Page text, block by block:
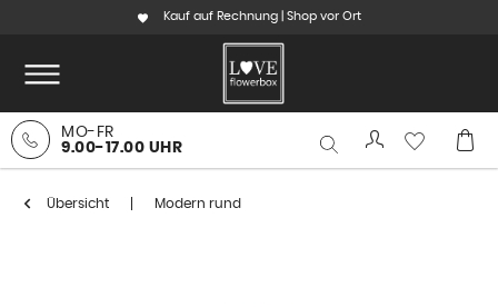
Kauf auf Rechnung | Shop vor Ort
MO-FR
9.00-17.00 UHR
Übersicht Modern rund